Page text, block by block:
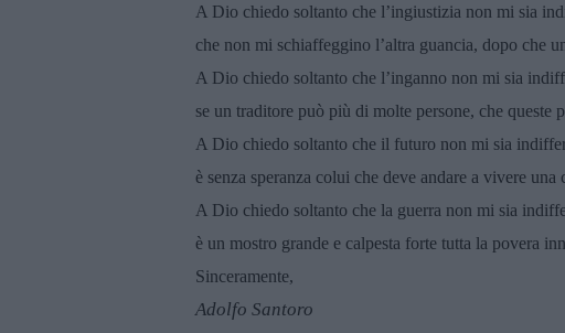
A Dio chiedo soltanto che l’ingiustizia non mi sia
che non mi schiaffeggino l’altra guancia, dopo che
A Dio chiedo soltanto che l’inganno non mi sia
se un traditore può più di molte persone, che queste
A Dio chiedo soltanto che il futuro non mi sia
è senza speranza colui che deve andare a vivere
A Dio chiedo soltanto che la guerra non mi sia
è un mostro grande e calpesta forte tutta la povera
Sinceramente,
Adolfo Santoro